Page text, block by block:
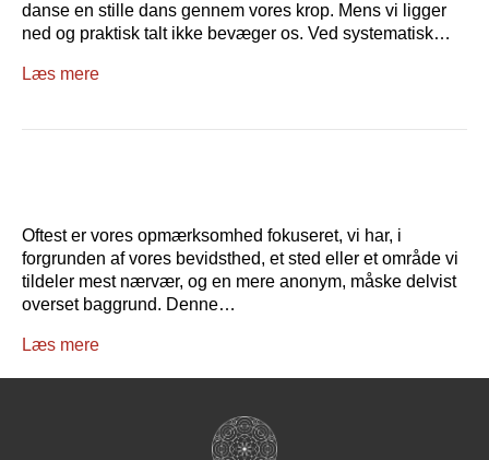
danse en stille dans gennem vores krop. Mens vi ligger
ned og praktisk talt ikke bevæger os. Ved systematisk…
Læs mere
Oftest er vores opmærksomhed fokuseret, vi har, i
forgrunden af vores bevidsthed, et sted eller et område vi
tildeler mest nærvær, og en mere anonym, måske delvist
overset baggrund. Denne…
Læs mere